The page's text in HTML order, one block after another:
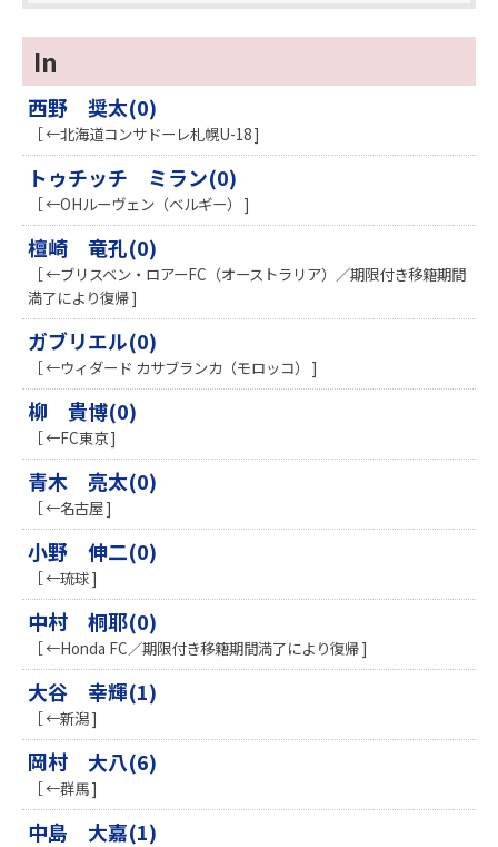
In
西野 奨太(0)
［ ←北海道コンサドーレ札幌U-18 ]
トゥチッチ ミラン(0)
［ ←OHルーヴェン（ベルギー） ]
檀崎 竜孔(0)
［ ←ブリスベン・ロアーFC（オーストラリア）／期限付き移籍期間
満了により復帰 ]
ガブリエル(0)
［ ←ウィダード カサブランカ（モロッコ） ]
柳 貴博(0)
［ ←FC東京 ]
青木 亮太(0)
［ ←名古屋 ]
小野 伸二(0)
［ ←琉球 ]
中村 桐耶(0)
［ ←Honda FC／期限付き移籍期間満了により復帰 ]
大谷 幸輝(1)
［ ←新潟 ]
岡村 大八(6)
［ ←群馬 ]
中島 大嘉(1)